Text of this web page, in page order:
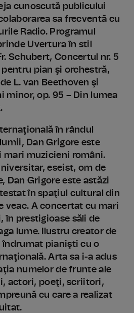
cunoscută publicului
sa frecventă cu
Radio. Programul
Uvertura în stil
Schubert, Concertul nr. 5
pian şi orchestră,
L. van Beethoven şi
minor, op. 95 – Din lumea
în rândul
Dan Grigore este
mari muzicieni români.
eseist, om de
Dan Grigore este astăzi
în spaţiul cultural din
veac. A concertat cu mari
în prestigioase săli de
lume. Ilustru creator de
îndrumat pianişti cu o
Arta sa i-a adus
numelor de frunte ale
actori, poeţi, scriitori,
cu care a realizat